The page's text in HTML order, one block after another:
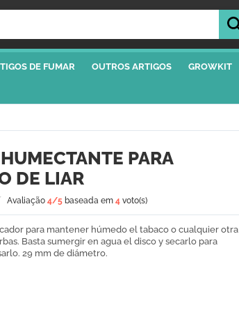
DE FUMAR OUTROS ARTIGOS GROWKIT
PARA
DE LIAR
Avaliação 4/5 baseada em 4 voto(s)
para mantener húmedo el tabaco o cualquier otra
Basta sumergir en agua el disco y secarlo para
29 mm de diámetro.